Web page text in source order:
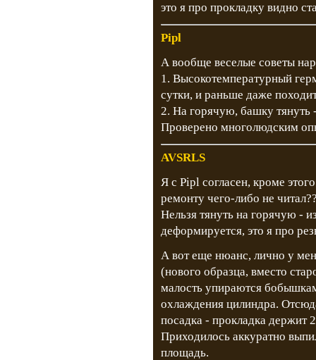
это я про прокладку видно
Pipl
А вообще веселые советы
1. Высокотемпературный
сутки, и раньше даже
2. На горячую, башку тянуть
Проверено многолюдским
AVSRLS
Я с Pipl согласен, кроме
ремонту чего-либо не
Нельзя тянуть на горячую -
деформируется, это я про
А вот еще нюанс, лично у
(нового образца, вместо
малость упираются
охлаждения цилиндра.
посадка - прокладка держит
Приходилось аккуратно
площадь.